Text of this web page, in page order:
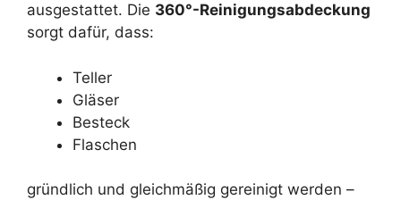
ausgestattet. Die 360°-Reinigungsabdeckung
sorgt dafür, dass:
Teller
Gläser
Besteck
Flaschen
gründlich und gleichmäßig gereinigt werden –